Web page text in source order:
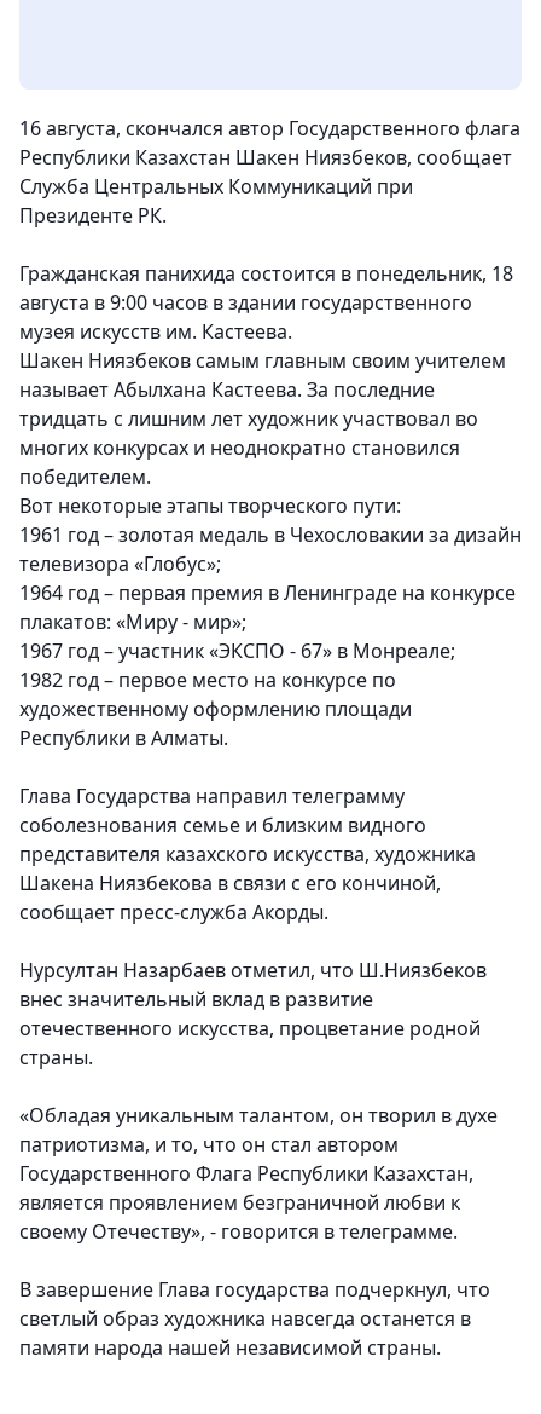
16 августа, скончался автор Государственного флага
Республики Казахстан Шакен Ниязбеков, сообщает
Служба Центральных Коммуникаций при
Президенте РК.
Гражданская панихида состоится в понедельник, 18
августа в 9:00 часов в здании государственного
музея искусств им. Кастеева.
Шакен Ниязбеков самым главным своим учителем
называет Абылхана Кастеева. За последние
тридцать с лишним лет художник участвовал во
многих конкурсах и неоднократно становился
победителем.
Вот некоторые этапы творческого пути:
1961 год – золотая медаль в Чехословакии за дизайн
телевизора «Глобус»;
1964 год – первая премия в Ленинграде на конкурсе
плакатов: «Миру - мир»;
1967 год – участник «ЭКСПО - 67» в Монреале;
1982 год – первое место на конкурсе по
художественному оформлению площади
Республики в Алматы.
Глава Государства направил телеграмму
соболезнования семье и близким видного
представителя казахского искусства, художника
Шакена Ниязбекова в связи с его кончиной,
сообщает пресс-служба Акорды.
Нурсултан Назарбаев отметил, что Ш.Ниязбеков
внес значительный вклад в развитие
отечественного искусства, процветание родной
страны.
«Обладая уникальным талантом, он творил в духе
патриотизма, и то, что он стал автором
Государственного Флага Республики Казахстан,
является проявлением безграничной любви к
своему Отечеству», - говорится в телеграмме.
В завершение Глава государства подчеркнул, что
светлый образ художника навсегда останется в
памяти народа нашей независимой страны.